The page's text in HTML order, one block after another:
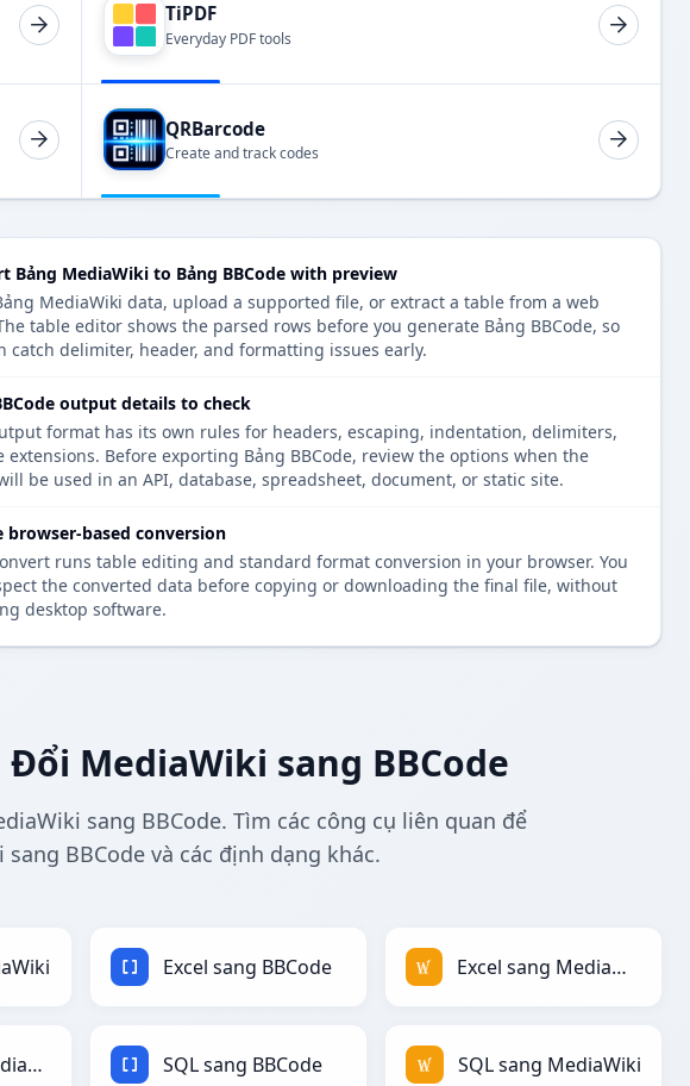
TiPDF
Everyday PDF tools
QRBarcode
Create and track codes
Bảng MediaWiki to Bảng BBCode with preview
MediaWiki data, upload a supported file, or extract a table from a web
table editor shows the parsed rows before you generate Bảng BBCode, so
catch delimiter, header, and formatting issues early.
output details to check
format has its own rules for headers, escaping, indentation, delimiters,
extensions. Before exporting Bảng BBCode, review the options when the
be used in an API, database, spreadsheet, document, or static site.
browser-based conversion
runs table editing and standard format conversion in your browser. You
the converted data before copying or downloading the final file, without
desktop software.
MediaWiki sang BBCode
sang BBCode. Tìm các công cụ liên quan để
BBCode và các định dạng khác.
Excel sang BBCode Excel sang MediaWiki
HTML sang MediaWiki SQL sang BBCode SQL sang MediaWiki